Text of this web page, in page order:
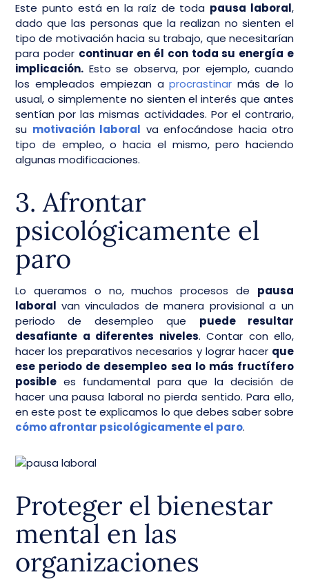
Este punto está en la raíz de toda pausa laboral,
dado que las personas que la realizan no sienten el
tipo de motivación hacia su trabajo, que necesitarían
para poder continuar en él con toda su energía e
implicación. Esto se observa, por ejemplo, cuando
los empleados empiezan aprocrastinar más de lo
usual, o simplemente no sienten el interés que antes
sentían por las mismas actividades. Por el contrario,
su motivación laboral va enfocándose hacia otro
tipo de empleo, o hacia el mismo, pero haciendo
algunas modificaciones.
3. Afrontar
psicológicamente el
paro
Lo queramos o no, muchos procesos de pausa
laboral van vinculados de manera provisional a un
periodo de desempleo que puede resultar
desafiante a diferentes niveles. Contar con ello,
hacer los preparativos necesarios y lograr hacer que
ese periodo de desempleo sea lo más fructífero
posible es fundamental para que la decisión de
hacer una pausa laboral no pierda sentido. Para ello,
en este post te explicamos lo que debes saber sobre
cómo afrontar psicológicamente el paro.
Proteger el bienestar
mental en las
organizaciones